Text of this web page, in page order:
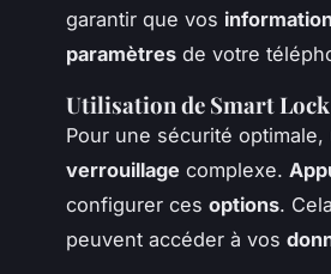
garantir que vos
paramètres de votre
Utilisation de Smart
Pour une sécurité optimale,
verrouillage complexe.
configurer ces options.
peuvent accéder à vos